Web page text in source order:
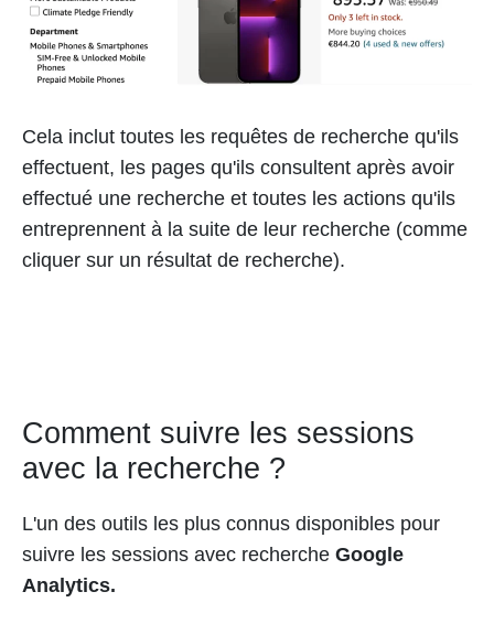
Cela inclut toutes les requêtes de recherche qu'ils
effectuent, les pages qu'ils consultent après avoir
effectué une recherche et toutes les actions qu'ils
entreprennent à la suite de leur recherche (comme
cliquer sur un résultat de recherche).
Comment suivre les sessions
avec la recherche ?
L'un des outils les plus connus disponibles pour
suivre les sessions avec recherche Google
Analytics.